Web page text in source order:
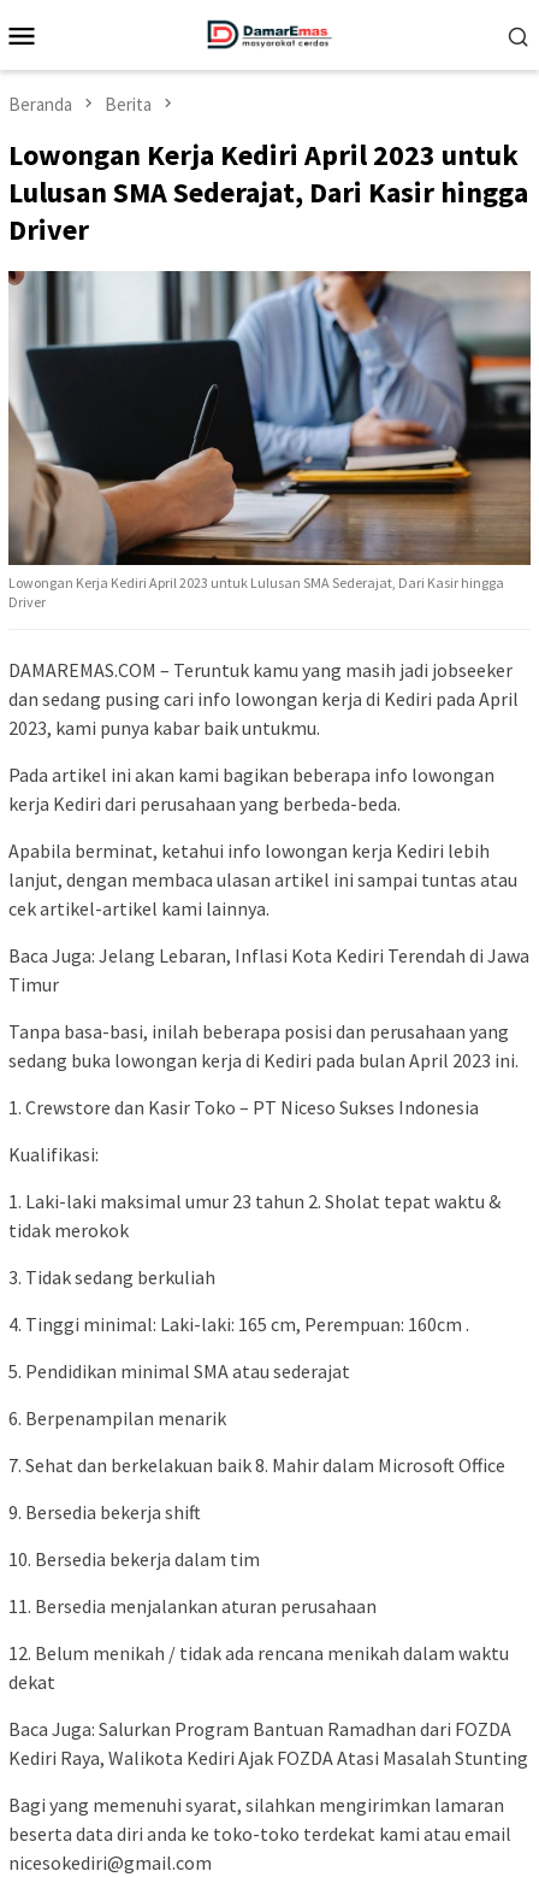
ke
Mobile
Beranda Berita
Lowongan Kerja Kediri April 2023 untuk
Lulusan SMA Sederajat, Dari Kasir hingga
Driver
Lowongan Kerja Kediri April 2023 untuk Lulusan SMA Sederajat, Dari Kasir hingga
Driver
DAMAREMAS.COM – Teruntuk kamu yang masih jadi jobseeker
dan sedang pusing cari info lowongan kerja di Kediri pada April
2023, kami punya kabar baik untukmu.
Pada artikel ini akan kami bagikan beberapa info lowongan
kerja Kediri dari perusahaan yang berbeda-beda.
Apabila berminat, ketahui info lowongan kerja Kediri lebih
lanjut, dengan membaca ulasan artikel ini sampai tuntas atau
cek artikel-artikel kami lainnya.
Baca Juga: Jelang Lebaran, Inflasi Kota Kediri Terendah di Jawa
Timur
Tanpa basa-basi, inilah beberapa posisi dan perusahaan yang
sedang buka lowongan kerja di Kediri pada bulan April 2023 ini.
1. Crewstore dan Kasir Toko – PT Niceso Sukses Indonesia
Kualifikasi:
1. Laki-laki maksimal umur 23 tahun 2. Sholat tepat waktu &
tidak merokok
3. Tidak sedang berkuliah
4. Tinggi minimal: Laki-laki: 165 cm, Perempuan: 160cm .
5. Pendidikan minimal SMA atau sederajat
6. Berpenampilan menarik
7. Sehat dan berkelakuan baik 8. Mahir dalam Microsoft Office
9. Bersedia bekerja shift
10. Bersedia bekerja dalam tim
11. Bersedia menjalankan aturan perusahaan
12. Belum menikah / tidak ada rencana menikah dalam waktu
dekat
Baca Juga: Salurkan Program Bantuan Ramadhan dari FOZDA
Kediri Raya, Walikota Kediri Ajak FOZDA Atasi Masalah Stunting
Bagi yang memenuhi syarat, silahkan mengirimkan lamaran
beserta data diri anda ke toko-toko terdekat kami atau email
nicesokediri@gmail.com